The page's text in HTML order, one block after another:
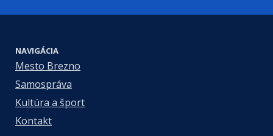
NAVIGÁCIA
Mesto Brezno
Samospráva
Kultúra a šport
Kontakt